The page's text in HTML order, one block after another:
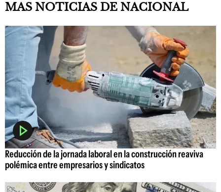
MAS NOTICIAS DE NACIONAL
Reducción de la jornada laboral en la construcción reaviva
polémica entre empresarios y sindicatos